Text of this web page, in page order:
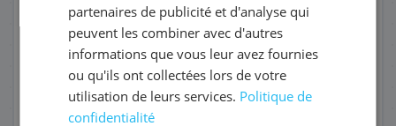
QUANTITÉ PAR LIVRAISON
DATE DE PREMIÈRE LIVRAISON SOUHAITÉE
partenaires de publicité et d'analyse qui
peuvent les combiner avec d'autres
informations que vous leur avez fournies
ou qu'ils ont collectées lors de votre
utilisation de leurs services. Politique de
confidentialité